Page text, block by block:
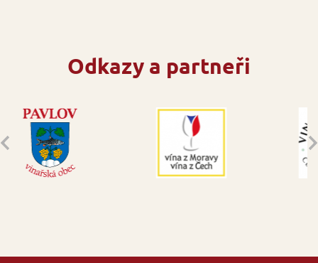
Odkazy a partneři